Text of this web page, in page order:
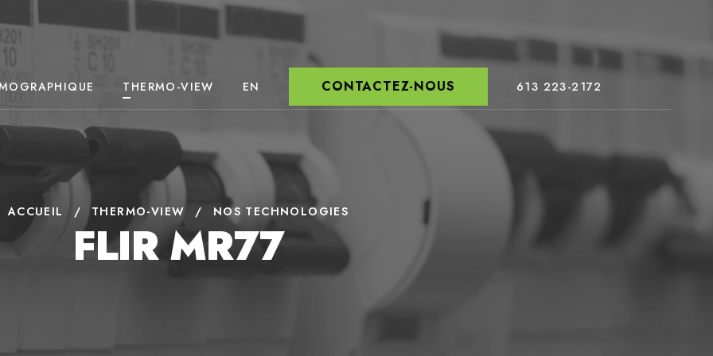
THERMO-VIEW EN CONTACTEZ-NOUS 613 223-2172
ACCUEIL / THERMO-VIEW / NOS TECHNOLOGIES
FLIR MR77